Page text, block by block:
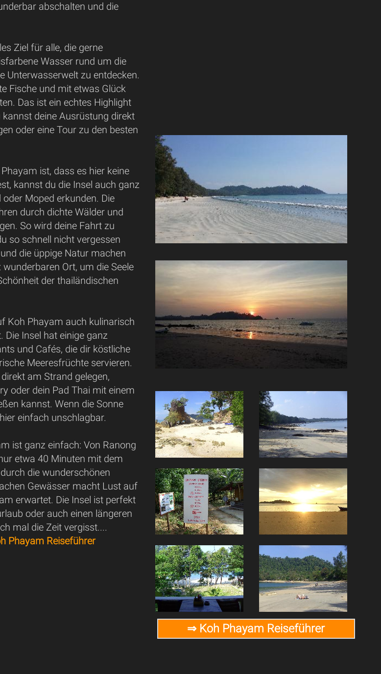
⇒ Koh Phayam Reiseführer
abschalten und die
Ziel für alle, die gerne
Wasser rund um die
Unterwasserwelt zu entdecken.
Fische und mit etwas Glück
Das ist ein echtes Highlight
deine Ausrüstung direkt
oder eine Tour zu den besten
ist, dass es hier keine
kannst du die Insel auch ganz
Moped erkunden. Die
durch dichte Wälder und
So wird deine Fahrt zu
so schnell nicht vergessen
die üppige Natur machen
Ort, um die Seele
der thailändischen
Koh Phayam auch kulinarisch
Die Insel hat einige ganz
und Cafés, die dir köstliche
Meeresfrüchte servieren.
am Strand gelegen,
oder dein Pad Thai mit einem
kannst. Wenn die Sonne
einfach unschlagbar.
ist ganz einfach: Von Ranong
etwa 40 Minuten mit dem
die wunderschönen
Gewässer macht Lust auf
erwartet. Die Insel ist perfekt
oder auch einen längeren
mal die Zeit vergisst....
Phayam Reiseführer